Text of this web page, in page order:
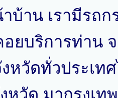
บ้าน เรามีรถ
อยบริการท่าน
หวัดทั่วประเท